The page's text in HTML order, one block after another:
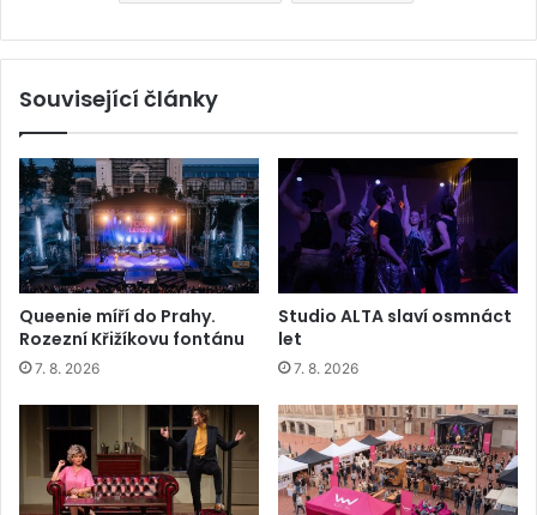
Související články
Queenie míří do Prahy.
Rozezní Křižíkovu fontánu
7. 8. 2026
Studio ALTA slaví osmnáct
let
7. 8. 2026